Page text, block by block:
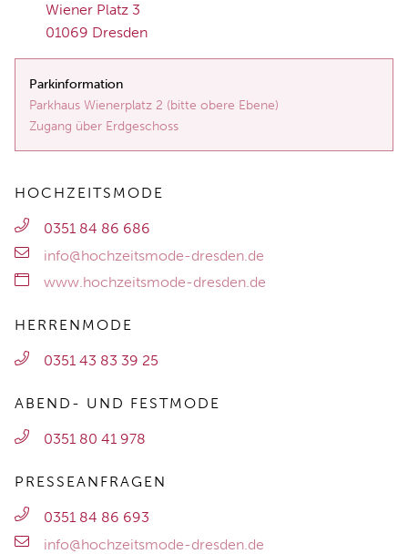
Wie­ner Platz 3
01069 Dres­den
Parkinformation
Parkhaus Wienerplatz 2 (bitte obere Ebene)
Zugang über Erdgeschoss
HOCHZEITSMODE
0351 84 86 686
info@hochzeitsmode-dresden.de
www.hochzeitsmode-dresden.de
HERRENMODE
0351 43 83 39 25
ABEND- UND FESTMODE
0351 80 41 978
PRESSEANFRAGEN
0351 84 86 693
info@hochzeitsmode-dresden.de